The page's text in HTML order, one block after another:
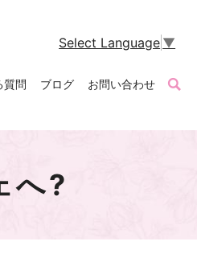
質問 ブログ お問い合わせ
Select Language ▼
へ?